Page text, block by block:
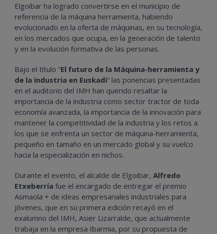
Elgoibar ha logrado convertirse en el municipio de
referencia de la máquina herramienta, habiendo
evolucionado en la oferta de máquinas, en su tecnología,
en los mercados que ocupa, en la generación de talento
y en la evolución formativa de las personas.
Bajo el título “El futuro de la Máquina-herramienta y
de la industria en Euskadi” las ponencias presentadas
en el auditorio del IMH han querido resaltar la
importancia de la industria como sector tractor de toda
economía avanzada, la importancia de la innovación para
mantener la competitividad de la industria y los retos a
los que se enfrenta un sector de máquina-herramienta,
pequeño en tamaño en un mercado global y su vuelco
hacia la especialización en nichos.
Durante el evento, el alcalde de Elgoibar, Alfredo
Etxeberría fue el encargado de entregar el premio
Asmaola + de ideas empresariales industriales para
jóvenes, que en su primera edición recayó en el
exalumno del IMH, Asier Lizarralde, que actualmente
trabaja en la empresa Ibarmia, por su propuesta de